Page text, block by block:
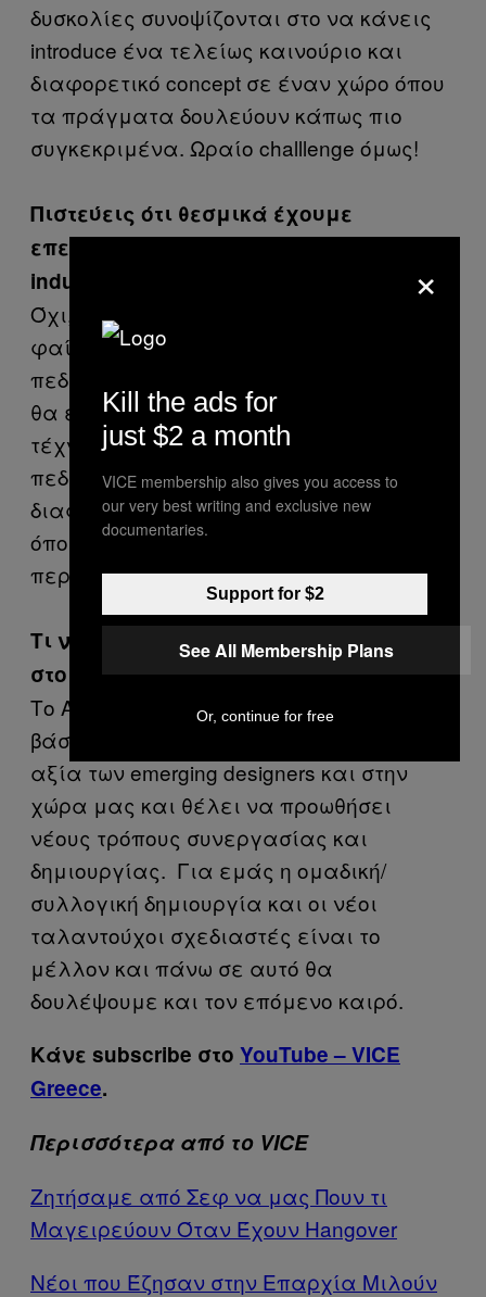
δυσκολίες συνοψίζονται στο να κάνεις
introduce ένα τελείως καινούριο και
διαφορετικό concept σε έναν χώρο όπου
τα πράγματα δουλεύουν κάπως πιο
συγκεκριμένα. Ωραίο challlenge όμως!
Πιστεύεις ότι θεσμικά έχουμε
επενδύσει αρκετά στο συγκεκριμένο
industry στην Ελλάδα;
Όχι, δεν έχουμε επενδύσει. Γενικά
φαίνεται ότι η μόδα δεν είναι ελκυστικό
πεδίο επενδύσεων. Πιστεύω βέβαια πως
θα έπρεπε να συγκαταλέγεται στην
τέχνη και τον πολιτισμό γιατί είναι ένα
πεδίο μέσα από το οποίο μπορεί να
διαφημιστεί η χώρα και εκτός συνόρων
όποτε ίσως να είχε αξία να προωθηθεί
περισσότερο.
Τι να περιμένουμε από εδώ και πέρα
στο Aiki Diounot;
Το Aiki Diounot θέλει να θέσει μια άλλη
βάση στη μόδα. Θέλει να αναδείξει την
αξία των emerging designers και στην
χώρα μας και θέλει να προωθήσει
νέους τρόπους συνεργασίας και
δημιουργίας. Για εμάς η ομαδική/
συλλογική δημιουργία και οι νέοι
ταλαντούχοι σχεδιαστές είναι το
μέλλον και πάνω σε αυτό θα
δουλέψουμε και τον επόμενο καιρό.
Κάνε subscribe στο YouTube – VICE
Greece.
Περισσότερα από το VICE
Ζητήσαμε από Σεφ να μας Πουν τι
Μαγειρεύουν Όταν Έχουν Hangover
Νέοι που Έζησαν στην Επαρχία Μιλούν
×
Kill the ads for
just $2 a month
VICE membership also gives you access to
our very best writing and exclusive new
documentaries.
Support for $2
See All Membership Plans
Or, continue for free